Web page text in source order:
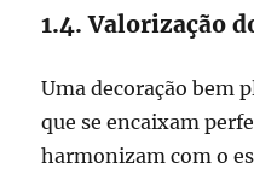
1.4. Valorização
Uma decoração bem
que se encaixam
harmonizam com o